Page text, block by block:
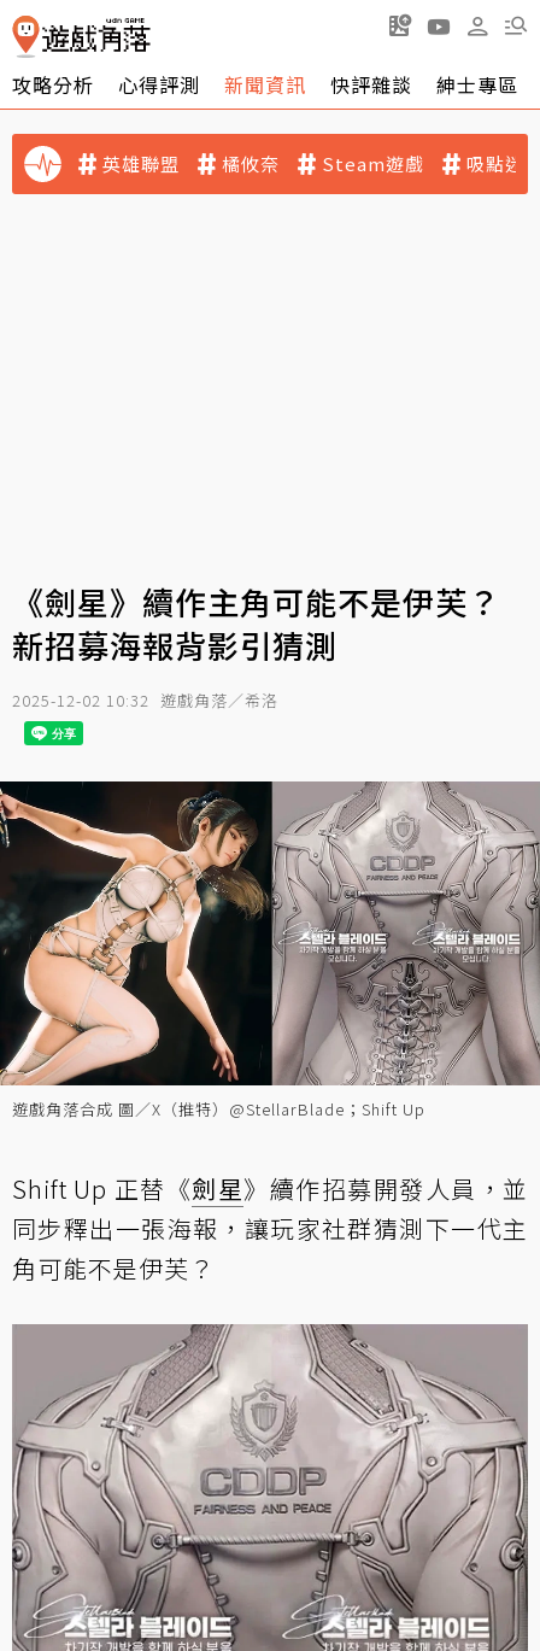
攻略分析 心得評測 新聞資訊 快評雜談 紳士專區
英雄聯盟 橘攸奈 Steam遊戲 吸點迷
《劍星》續作主角可能不是伊芙？
新招募海報背影引猜測
2025-12-02 10:32 遊戲角落／希洛
遊戲角落合成 圖／X（推特）@StellarBlade；Shift Up
Shift Up 正替《劍星》續作招募開發人員，並
同步釋出一張海報，讓玩家社群猜測下一代主
角可能不是伊芙？